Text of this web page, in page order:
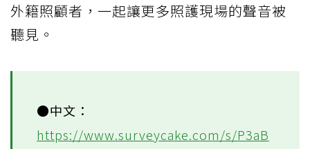
外籍照顧者，一起讓更多照護現場的聲音被
聽見。
●中文：
https://www.surveycake.com/s/P3aB